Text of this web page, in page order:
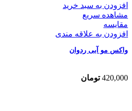
افزودن به سبد خرید
مشاهده سریع
مقایسه
افزودن به علاقه مندی
واکس مو آبی ردوان
420,000 تومان